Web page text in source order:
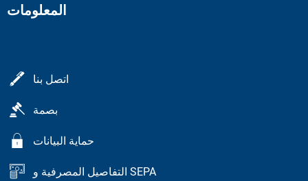
المعلومات
اتصل بنا
بصمة
حماية البيانات
التفاصيل المصرفية و SEPA